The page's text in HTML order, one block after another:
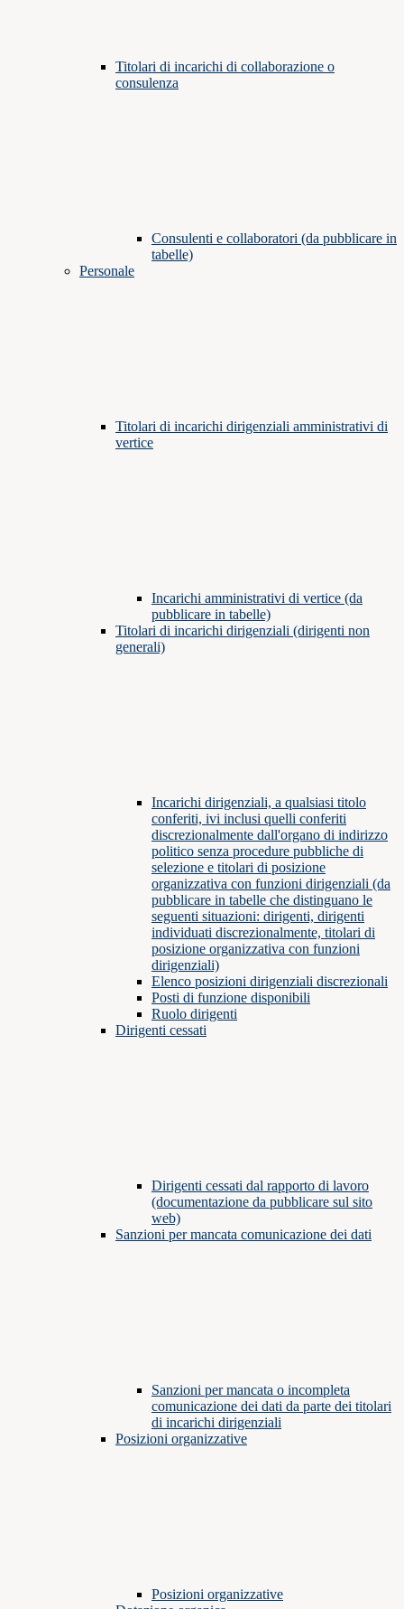
Titolari di incarichi di collaborazione o
consulenza
Consulenti e collaboratori (da pubblicare in
tabelle)
Personale
Titolari di incarichi dirigenziali amministrativi di
vertice
Incarichi amministrativi di vertice (da
pubblicare in tabelle)
Titolari di incarichi dirigenziali (dirigenti non
generali)
Incarichi dirigenziali, a qualsiasi titolo
conferiti, ivi inclusi quelli conferiti
discrezionalmente dall'organo di indirizzo
politico senza procedure pubbliche di
selezione e titolari di posizione
organizzativa con funzioni dirigenziali (da
pubblicare in tabelle che distinguano le
seguenti situazioni: dirigenti, dirigenti
individuati discrezionalmente, titolari di
posizione organizzativa con funzioni
dirigenziali)
Elenco posizioni dirigenziali discrezionali
Posti di funzione disponibili
Ruolo dirigenti
Dirigenti cessati
Dirigenti cessati dal rapporto di lavoro
(documentazione da pubblicare sul sito
web)
Sanzioni per mancata comunicazione dei dati
Sanzioni per mancata o incompleta
comunicazione dei dati da parte dei titolari
di incarichi dirigenziali
Posizioni organizzative
Posizioni organizzative